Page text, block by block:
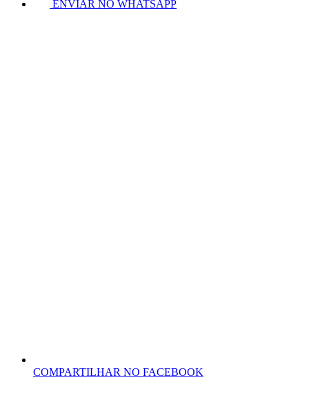
ENVIAR NO WHATSAPP
COMPARTILHAR NO FACEBOOK